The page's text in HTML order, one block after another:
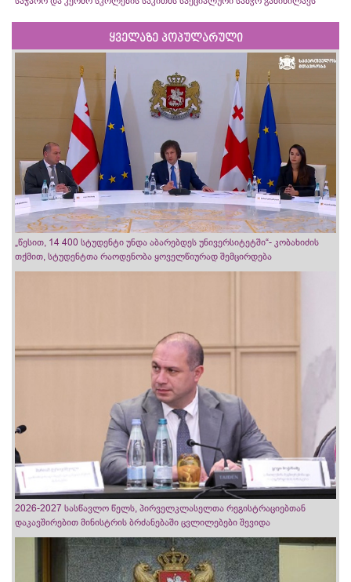
ყველაზე პოპულარული
„წესით, 14 400 სტუდენტი უნდა აბარებდეს უნივერსიტეტში“- კობახიძის
თქმით, სტუდენტთა რაოდენობა ყოველწიურად შემცირდება
2026-2027 სასწავლო წელს, პირველკლასელთა რეგისტრაციებთან
დაკავშირებით მინისტრის ბრძანებაში ცვლილებები შევიდა